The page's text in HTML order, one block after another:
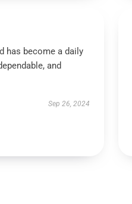
has become a daily
and
Sep 26, 2024